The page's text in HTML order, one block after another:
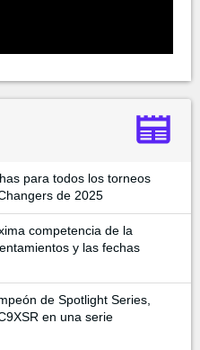
para todos los torneos
de 2025
competencia de la
y las fechas
de Spotlight Series,
en una serie